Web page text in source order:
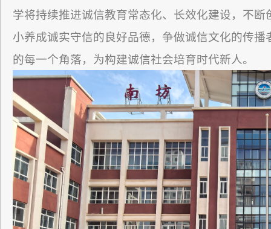
学将持续推进诚信教育常态化、长效化建设，不
小养成诚实守信的良好品德，争做诚信文化的传
的每一个角落，为构建诚信社会培育时代新人。